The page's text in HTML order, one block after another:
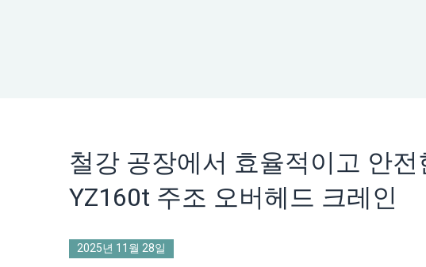
철강 공장에서 효율적이고 안
YZ160t 주조 오버헤드 크레인
2025년 11월 28일